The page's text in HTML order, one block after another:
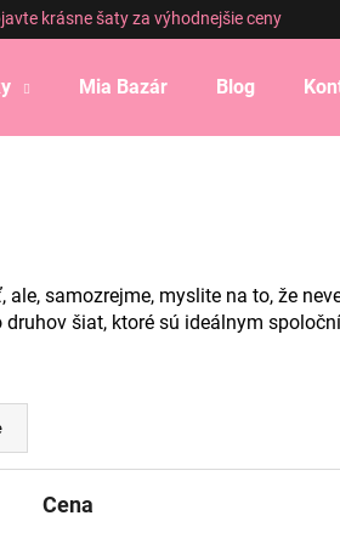
krásne šaty za výhodnejšie ceny
Mia Bazár Blog
samozrejme, myslite na to, že
šiat, ktoré sú ideálnym
Cena
nájsť?